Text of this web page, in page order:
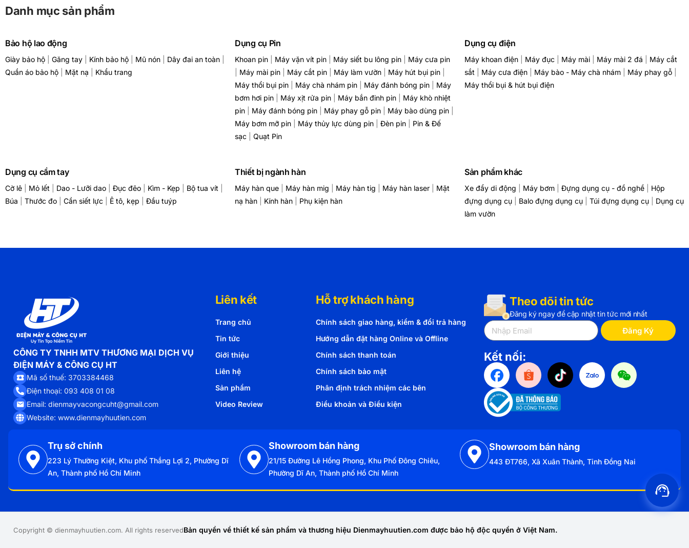
Danh mục sản phẩm
Bảo hộ lao động
Giày bảo hộ Găng tay Kính bảo hộ Mũ nón Dây đai an toàn
Quần áo bảo hộ
Mặt nạ Khẩu trang
Dụng cụ Pin
Khoan pin Máy vặn vít pin Máy siết bu lông pin
Máy cưa pin
Máy mài pin Máy cắt pin Máy làm vườn Máy hút bụi pin
Máy thổi bụi pin
Máy chà nhám pin Máy đánh bóng pin
Máy
bơm hơi pin
Máy xịt rửa pin Máy bắn đinh pin
Máy khò nhiệt
pin
Máy đánh bóng pin Máy phay gỗ pin Máy bào dùng pin
Máy bơm mỡ pin
Máy thủy lực dùng pin Đèn pin
Pin & Đế
sạc
Quạt Pin
Dụng cụ điện
Máy khoan điện Máy đục Máy mài Máy mài 2 đá
Máy cắt
sắt
Máy cưa điện Máy bào - Máy chà nhám Máy phay gỗ
Máy thổi bụi & hút bụi điện
Dụng cụ cầm tay
Cờ lê Mỏ lết Dao - Lưỡi dao Đục đẽo Kìm - Kẹp Bộ tua vít
Búa
Thước đo Cần siết lực Ê tô, kẹp Đầu tuýp
Thiết bị ngành hàn
Máy hàn que Máy hàn mig Máy hàn tig Máy hàn laser
Mặt
nạ hàn
Kính hàn Phụ kiện hàn
Sản phẩm khác
Xe đẩy di động Máy bơm Đựng dụng cụ - đồ nghề
Hộp
đựng dụng cụ
Balo đựng dụng cụ Túi đựng dụng cụ
Dụng cụ
làm vườn
CÔNG TY TNHH MTV THƯƠNG MẠI DỊCH VỤ
ĐIỆN MÁY & CÔNG CỤ HT
Mã số thuế: 3703384468
Điện thoại: 093 408 01 08
Email: dienmayvacongcuht@gmail.com
Website: www.dienmayhuutien.com
Liên kết
Trang chủ
Tin tức
Giới thiệu
Liên hệ
Sản phẩm
Video Review
Hỗ trợ khách hàng
Chính sách giao hàng, kiểm & đổi trả hàng
Hướng dẫn đặt hàng Online và Offline
Chính sách thanh toán
Chính sách bảo mật
Phân định trách nhiệm các bên
Điều khoản và Điều kiện
Theo dõi tin tức
Đăng ký ngay để cập nhật tin tức mới nhất
Đăng Ký
Kết nối:
Trụ sở chính
223 Lý Thường Kiệt, Khu phố Thắng Lợi 2, Phường Dĩ
An, Thành phố Hồ Chí Minh
Showroom bán hàng
21/15 Đường Lê Hồng Phong, Khu Phố Đông Chiêu,
Phường Dĩ An, Thành phố Hồ Chí Minh
Showroom bán hàng
443 ĐT766, Xã Xuân Thành, Tỉnh Đồng Nai
Copyright © dienmayhuutien.com. All rights reservedBản quyền về thiết kế sản phẩm và thương hiệu Dienmayhuutien.com được bảo hộ độc quyền ở Việt Nam.